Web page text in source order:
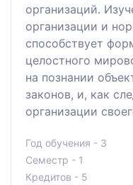
организаций.
организации и
способствует
целостного
на познании
законов, и, как
организации
Год обучения - 3
Семестр - 1
Кредитов - 5